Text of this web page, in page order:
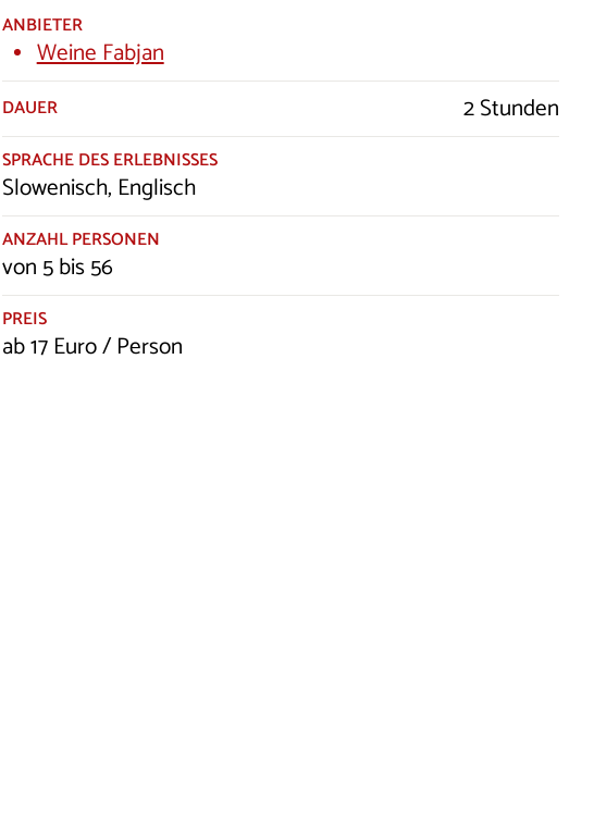
ANBIETER
Weine Fabjan
DAUER 2 Stunden
SPRACHE DES ERLEBNISSES
Slowenisch, Englisch
ANZAHL PERSONEN
von 5 bis 56
PREIS
ab 17 Euro / Person